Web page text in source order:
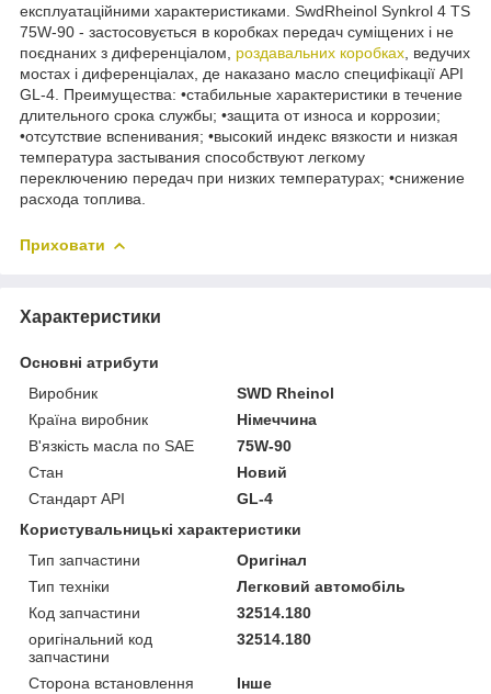
експлуатаційними характеристиками. SwdRheinol Synkrol 4 TS
75W-90 - застосовується в коробках передач суміщених і не
поєднаних з диференціалом, роздавальних коробках , ведучих
мостах і диференціалах, де наказано масло специфікації API
GL-4. Преимущества: •стабильные характеристики в течение
длительного срока службы; •защита от износа и коррозии;
•отсутствие вспенивания; •высокий индекс вязкости и низкая
температура застывания способствуют легкому
переключению передач при низких температурах; •снижение
расхода топлива.
Приховати
Характеристики
Основні атрибути
Виробник
SWD Rheinol
Країна виробник
Німеччина
В'язкість масла по SAE
75W-90
Стан
Новий
Стандарт API
GL-4
Користувальницькі характеристики
Тип запчастини
Оригінал
Тип техніки
Легковий автомобіль
Код запчастини
32514.180
оригінальний код
запчастини
32514.180
Сторона встановлення Інше